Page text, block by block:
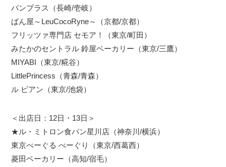
パンプラス（長崎/壱岐）
ぱん屋～LeuCocoRyne～（京都/京都）
フリッツァ専門店 セモア！（東京/町田）
みたかのセントラル 鈴屋ベーカリー（東京/三鷹）
MIYABI（東京/糀谷）
LittlePrincess（青森/青森）
ル ビアン（東京/池袋）
＜出店日：12日・13日＞
★ル・ミトロン食パン星川店（神奈川/横浜）
東京べーぐる べーぐり（東京/西葛西）
菱田ベーカリー（高知/宿毛）